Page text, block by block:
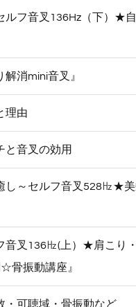
ルフ音叉136Hz（下）★
消mini音叉』
理由
と音叉の効用
し～セルフ音叉528㎐★
音叉136㎐(上）★肩こり
骨振動講座』
・可聴域・骨振動など